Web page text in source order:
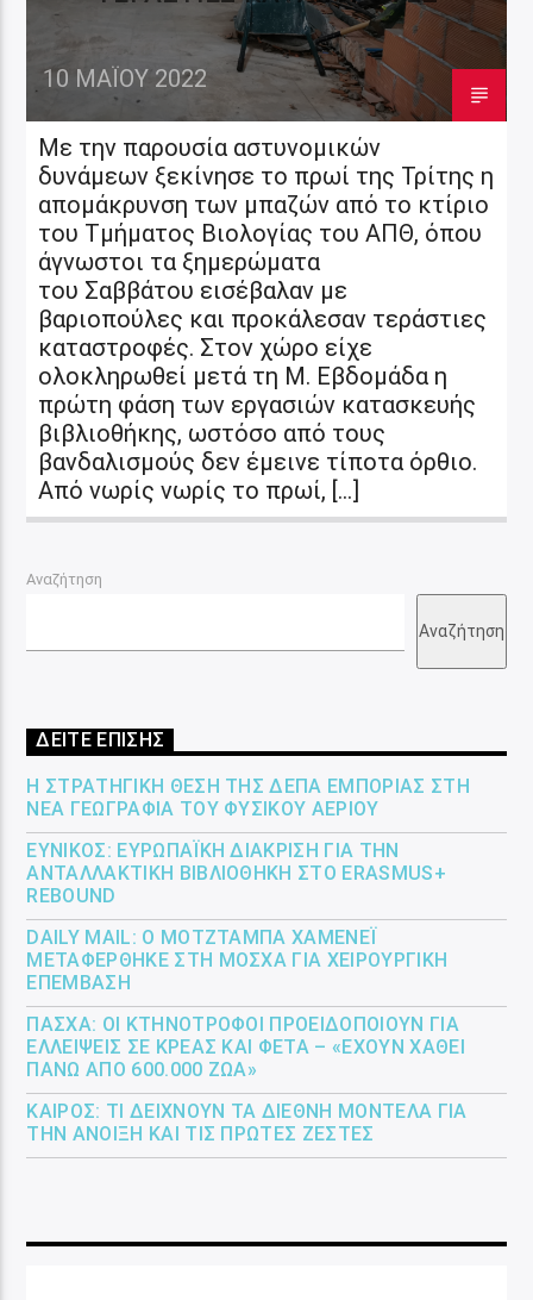
10 ΜΑΪ́ΟΥ 2022
Με την παρουσία αστυνομικών
δυνάμεων ξεκίνησε το πρωί της Τρίτης η
απομάκρυνση των μπαζών από το κτίριο
του Τμήματος Βιολογίας του ΑΠΘ, όπου
άγνωστοι τα ξημερώματα
του Σαββάτου εισέβαλαν με
βαριοπούλες και προκάλεσαν τεράστιες
καταστροφές. Στον χώρο είχε
ολοκληρωθεί μετά τη Μ. Εβδομάδα η
πρώτη φάση των εργασιών κατασκευής
βιβλιοθήκης, ωστόσο από τους
βανδαλισμούς δεν έμεινε τίποτα όρθιο.
Από νωρίς νωρίς το πρωί, […]
Αναζήτηση
Αναζήτηση
ΔΕΙΤΕ ΕΠΙΣΗΣ
Η ΣΤΡΑΤΗΓΙΚΉ ΘΈΣΗ ΤΗΣ ΔΕΠΑ ΕΜΠΟΡΊΑΣ ΣΤΗ
ΝΈΑ ΓΕΩΓΡΑΦΊΑ ΤΟΥ ΦΥΣΙΚΟΎ ΑΕΡΊΟΥ
ΕΎΝΙΚΟΣ: ΕΥΡΩΠΑΪΚΉ ΔΙΆΚΡΙΣΗ ΓΙΑ ΤΗΝ
ΑΝΤΑΛΛΑΚΤΙΚΉ ΒΙΒΛΙΟΘΉΚΗ ΣΤΟ ERASMUS+
REBOUND
DAILY MAIL: Ο ΜΟΤΖΤΆΜΠΑ ΧΑΜΕΝΕΪ́
ΜΕΤΑΦΈΡΘΗΚΕ ΣΤΗ ΜΌΣΧΑ ΓΙΑ ΧΕΙΡΟΥΡΓΙΚΉ
ΕΠΈΜΒΑΣΗ
ΠΆΣΧΑ: ΟΙ ΚΤΗΝΟΤΡΌΦΟΙ ΠΡΟΕΙΔΟΠΟΙΟΎΝ ΓΙΑ
ΕΛΛΕΊΨΕΙΣ ΣΕ ΚΡΈΑΣ ΚΑΙ ΦΈΤΑ – «ΈΧΟΥΝ ΧΑΘΕΊ
ΠΆΝΩ ΑΠΌ 600.000 ΖΏΑ»
ΚΑΙΡΌΣ: ΤΙ ΔΕΊΧΝΟΥΝ ΤΑ ΔΙΕΘΝΉ ΜΟΝΤΈΛΑ ΓΙΑ
ΤΗΝ ΆΝΟΙΞΗ ΚΑΙ ΤΙΣ ΠΡΏΤΕΣ ΖΈΣΤΕΣ